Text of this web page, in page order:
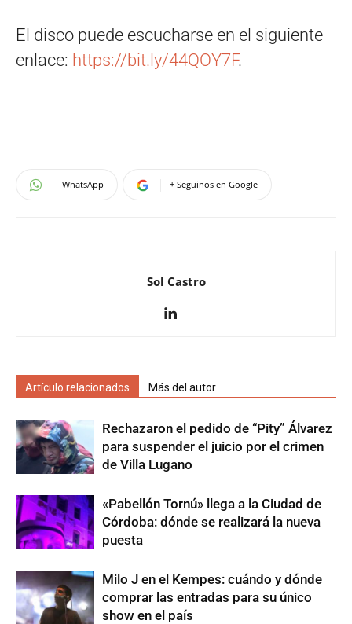
El disco puede escucharse en el siguiente
enlace: https://bit.ly/44QOY7F.
WhatsApp + Seguinos en Google
Sol Castro
Artículo relacionados Más del autor
Rechazaron el pedido de “Pity” Álvarez
para suspender el juicio por el crimen
de Villa Lugano
«Pabellón Tornú» llega a la Ciudad de
Córdoba: dónde se realizará la nueva
puesta
Milo J en el Kempes: cuándo y dónde
comprar las entradas para su único
show en el país